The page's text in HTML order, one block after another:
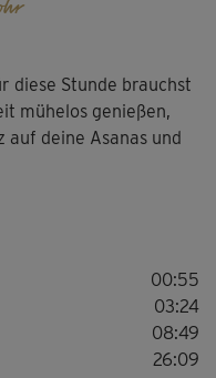
diese Stunde brauchst
mühelos genießen,
auf deine Asanas und
und vor
zu
getrost
und fokussiert aus
finden.
00:55
03:24
08:49
26:09